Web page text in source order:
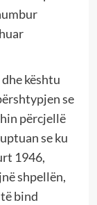
kështu
se
përcjellë
se ku
1946,
shpellën,
bind